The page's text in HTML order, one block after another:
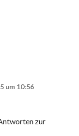
um 10:56
zur